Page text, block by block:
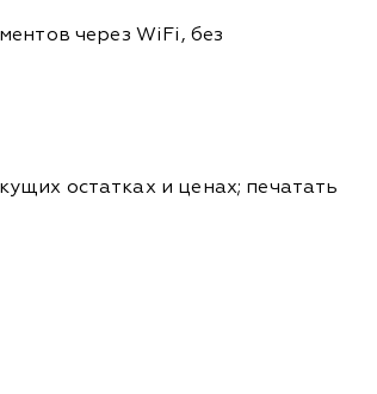
через WiFi, без
остатках и ценах; печатать